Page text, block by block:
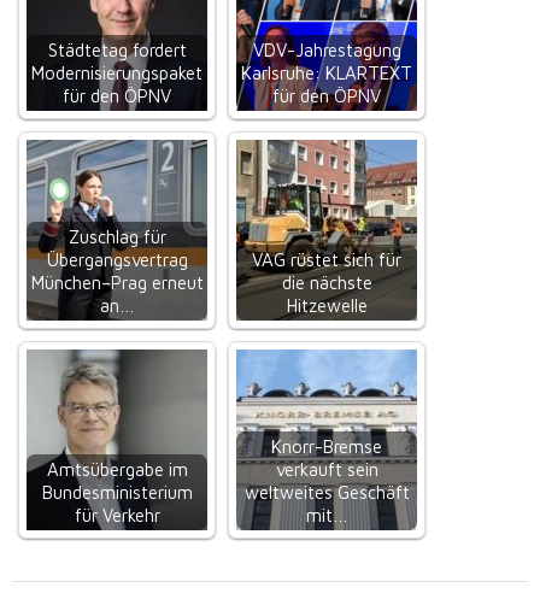
Städtetag fordert
Modernisierungspaket
für den ÖPNV
VDV-Jahrestagung
Karlsruhe: KLARTEXT
für den ÖPNV
Zuschlag für
Übergangsvertrag
München–Prag erneut
an…
VAG rüstet sich für
die nächste
Hitzewelle
Amtsübergabe im
Bundesministerium
für Verkehr
Knorr-Bremse
verkauft sein
weltweites Geschäft
mit…